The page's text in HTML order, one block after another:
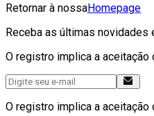
Retornar à nossaHomepage
Receba as últimas novidades
O registro implica a aceitação
O registro implica a aceitação